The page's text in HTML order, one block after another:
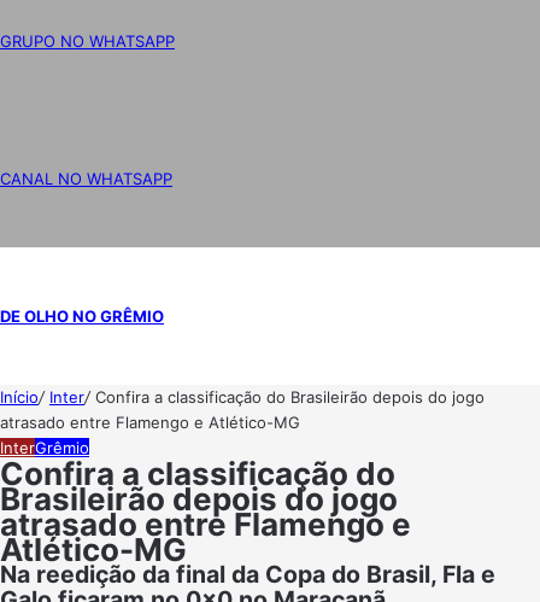
GRUPO NO WHATSAPP
CANAL NO WHATSAPP
DE OLHO NO GRÊMIO
Início/ Inter/Confira a classificação do Brasileirão depois do jogo
atrasado entre Flamengo e Atlético-MG
InterGrêmio
Confira a classificação do
Brasileirão depois do jogo
atrasado entre Flamengo e
Atlético-MG
Na reedição da final da Copa do Brasil, Fla e